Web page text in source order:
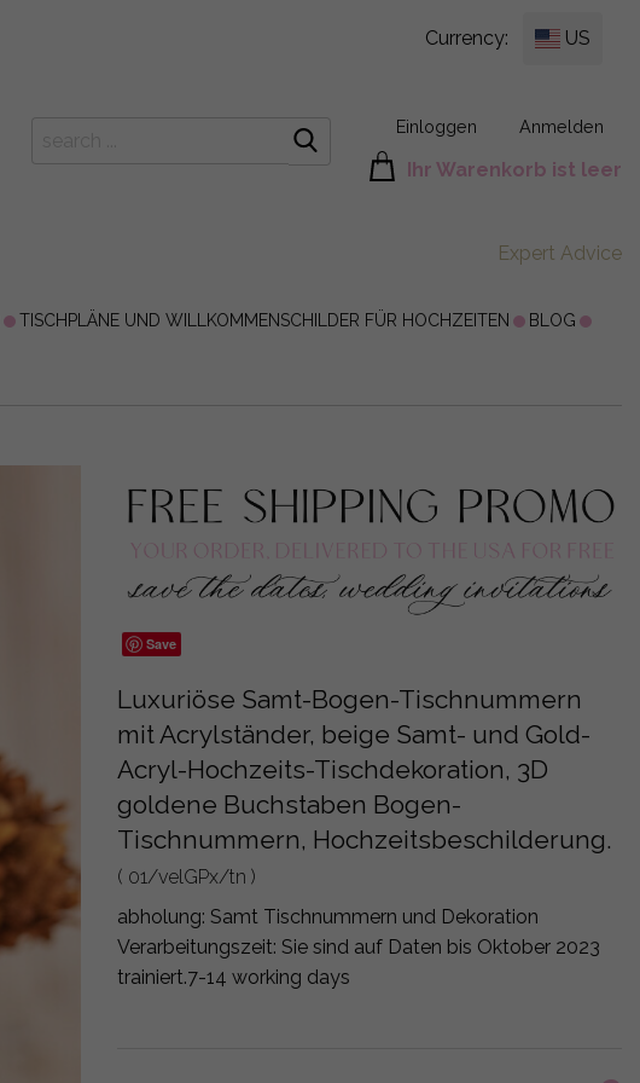
Currency: US
Einloggen Anmelden
Ihr Warenkorb ist leer
Expert Advice
TISCHPLÄNE UND WILLKOMMENSCHILDER FÜR HOCHZEITEN BLOG
Save
Luxuriöse Samt-Bogen-Tischnummern
mit Acrylständer, beige Samt- und Gold-
Acryl-Hochzeits-Tischdekoration, 3D
goldene Buchstaben Bogen-
Tischnummern, Hochzeitsbeschilderung.
( 01/velGPx/tn )
abholung:Samt Tischnummern und Dekoration
Verarbeitungszeit: Sie sind auf Daten bis Oktober 2023
trainiert.7-14 working days